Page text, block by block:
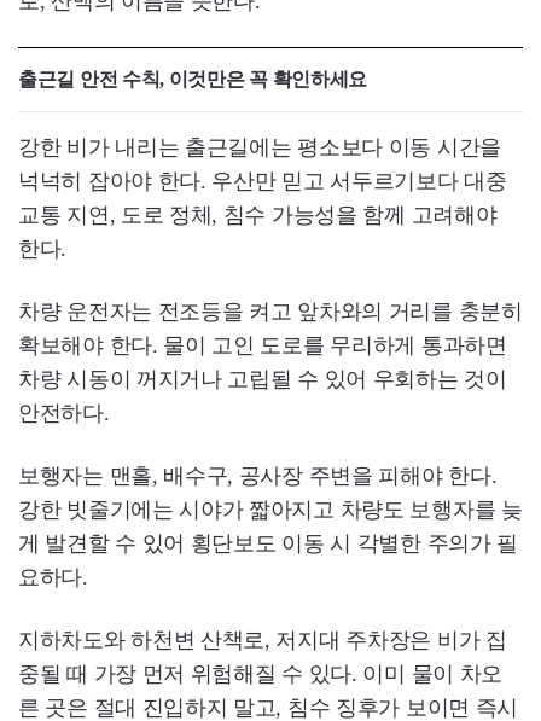
출근길 안전 수칙, 이것만은 꼭 확인하세요
강한 비가 내리는 출근길에는 평소보다 이동 시간을
넉넉히 잡아야 한다. 우산만 믿고 서두르기보다 대중
교통 지연, 도로 정체, 침수 가능성을 함께 고려해야
한다.
차량 운전자는 전조등을 켜고 앞차와의 거리를 충분히
확보해야 한다. 물이 고인 도로를 무리하게 통과하면
차량 시동이 꺼지거나 고립될 수 있어 우회하는 것이
안전하다.
보행자는 맨홀, 배수구, 공사장 주변을 피해야 한다.
강한 빗줄기에는 시야가 짧아지고 차량도 보행자를 늦
게 발견할 수 있어 횡단보도 이동 시 각별한 주의가 필
요하다.
지하차도와 하천변 산책로, 저지대 주차장은 비가 집
중될 때 가장 먼저 위험해질 수 있다. 이미 물이 차오
른 곳은 절대 진입하지 말고, 침수 징후가 보이면 즉시